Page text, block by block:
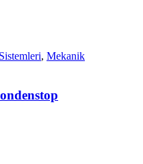
, Mekanik